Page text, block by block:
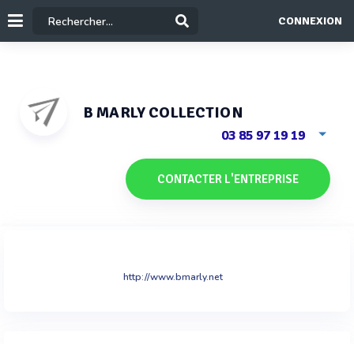
CONNEXION
B MARLY COLLECTION
03 85 97 19 19
CONTACTER L'ENTREPRISE
http://www.bmarly.net